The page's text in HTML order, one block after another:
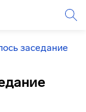
заседание